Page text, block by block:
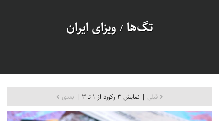
تگ‌ها/ ویزای ایران
قبلی | نمایش 3 رکورد از 1 تا 3 | بعدی